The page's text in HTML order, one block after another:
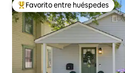
Favorito entre los huéspedes
Favorito entre huéspedes